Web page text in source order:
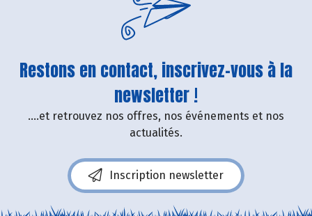
Restons en contact, inscrivez-vous à la
newsletter !
....et retrouvez nos offres, nos événements et nos
actualités.
Inscription newsletter